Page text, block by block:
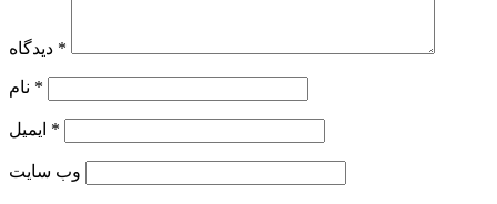
*
*
*
وب‌ سایت